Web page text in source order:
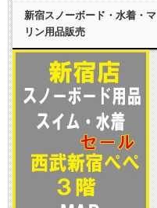
新宿スノーボード・水着・マ
リン用品販売